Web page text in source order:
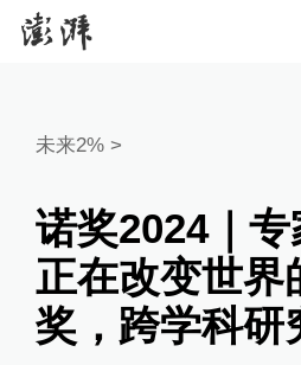
未来2%>
诺奖2024｜专
正在改变世界
奖，跨学科研